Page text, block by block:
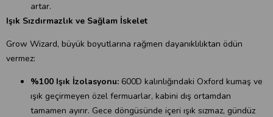
artar.
Işık Sızdırmazlık ve Sağlam İskelet
Grow Wizard, büyük boyutlarına rağmen dayanıklılıktan ödün
vermez:
%100 Işık İzolasyonu: 600D kalınlığındaki Oxford kumaş ve
ışık geçirmeyen özel fermuarlar, kabini dış ortamdan
tamamen ayırır. Gece döngüsünde içeri ışık sızmaz, gündüz